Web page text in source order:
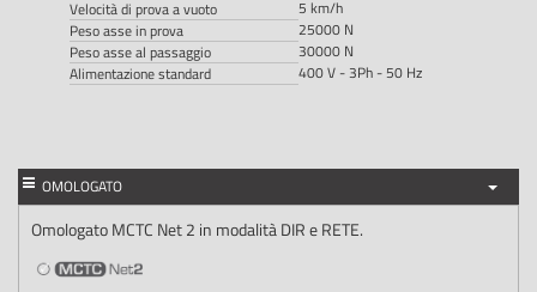
Velocità di prova a vuoto
5 km/h
Peso asse in prova
25000 N
Peso asse al passaggio
30000 N
Alimentazione standard
400 V - 3Ph - 50 Hz
OMOLOGATO
Omologato MCTC Net 2 in modalità DIR e RETE.